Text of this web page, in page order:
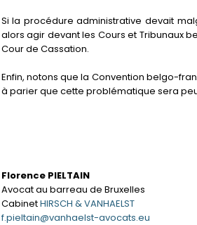
Si la procédure administrative devait
alors agir devant les Cours et Tribunaux
Cour de Cassation.
Enfin, notons que la Convention belgo-
à parier que cette problématique sera
Florence PIELTAIN
Avocat au barreau de Bruxelles
CabinetHIRSCH & VANHAELST
f.pieltain@vanhaelst-avocats.eu